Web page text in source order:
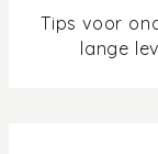
Tips voor
lange